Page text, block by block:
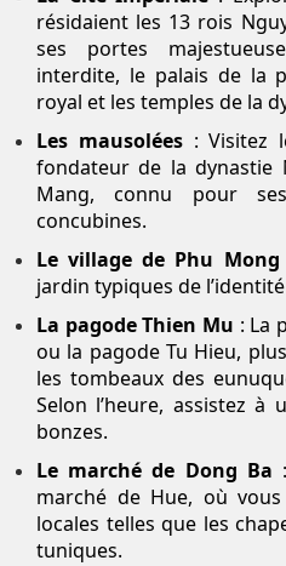
résidaient les 13 rois
ses portes
interdite, le palais de la
royal et les temples de la
Les mausolées: Visitez
fondateur de la dynastie
Mang, connu pour
concubines.
Le village de Phu Mong
jardin typiques de
La pagode Thien Mu : La
ou la pagode Tu Hieu,
les tombeaux des
Selon l’heure, assistez à
bonzes.
Le marché de Dong Ba
marché de Hue, où
locales telles que les
tuniques.